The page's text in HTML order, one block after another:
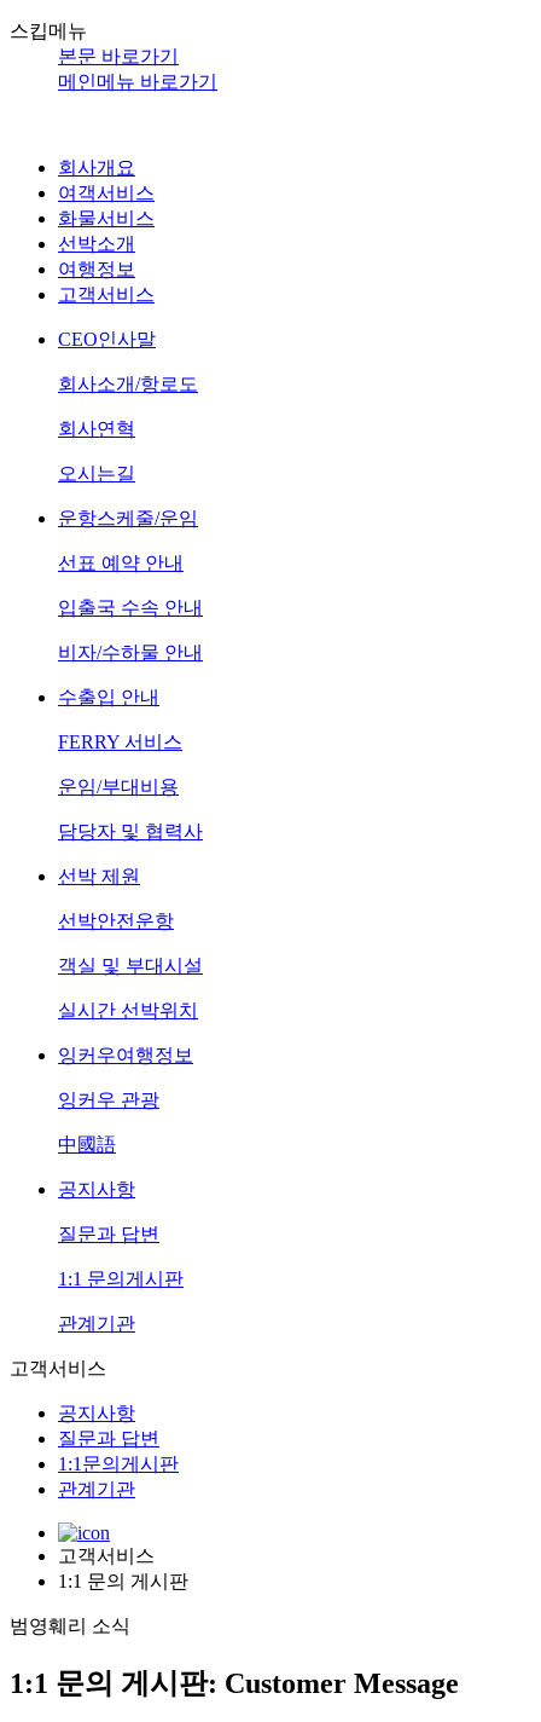
스킵메뉴
본문 바로가기
메인메뉴 바로가기
회사개요
여객서비스
화물서비스
선박소개
여행정보
고객서비스
CEO인사말
회사소개/항로도
회사연혁
오시는길
운항스케줄/운임
선표 예약 안내
입출국 수속 안내
비자/수하물 안내
수출입 안내
FERRY 서비스
운임/부대비용
담당자 및 협력사
선박 제원
선박안전운항
객실 및 부대시설
실시간 선박위치
잉커우여행정보
잉커우 관광
中國語
공지사항
질문과 답변
1:1 문의게시판
관계기관
고객서비스
공지사항
질문과 답변
1:1문의게시판
관계기관
고객서비스
1:1 문의 게시판
범영훼리 소식
1:1 문의 게시판: Customer Message